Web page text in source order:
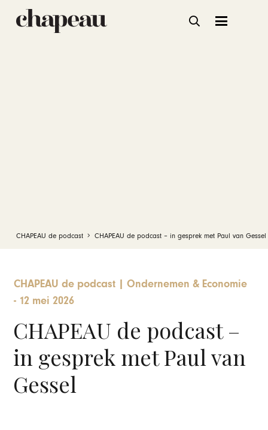
CHAPEAU de podcast CHAPEAU de podcast – in gesprek met Paul van Gessel
CHAPEAU de podcast | Ondernemen & Economie
- 12 mei 2026
CHAPEAU de podcast –
in gesprek met Paul van
Gessel